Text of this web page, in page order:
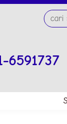
6591737